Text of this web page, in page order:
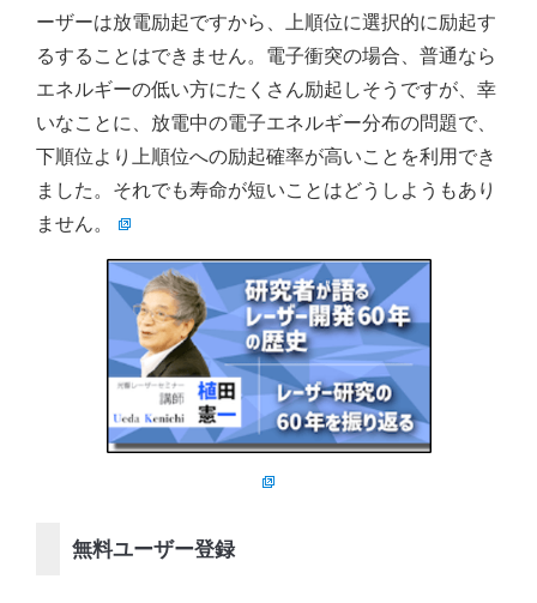
ーザーは放電励起ですから、上順位に選択的に励起す
るすることはできません。電子衝突の場合、普通なら
エネルギーの低い方にたくさん励起しそうですが、幸
いなことに、放電中の電子エネルギー分布の問題で、
下順位より上順位への励起確率が高いことを利用でき
ました。それでも寿命が短いことはどうしようもあり
ません。
無料ユーザー登録